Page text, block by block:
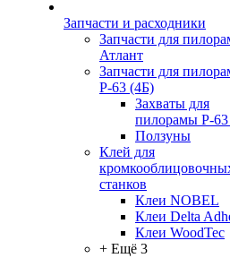
Запчасти и расходники
Запчасти для
Атлант
Запчасти для
Р-63 (4Б)
Захваты для
пилорамы Р-
Ползуны
Клей для
станков
Клеи NOBEL
Клеи Delta
Клеи WoodTec
+ Ещё 3